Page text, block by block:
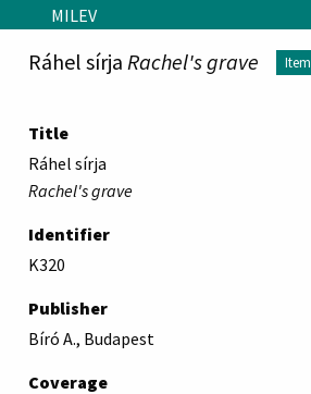
Skip to main content
MILEV
Ráhel sírja Rachel's grave Item
Title
Ráhel sírja
Rachel's grave
Identifier
K320
Publisher
Bíró A., Budapest
Coverage